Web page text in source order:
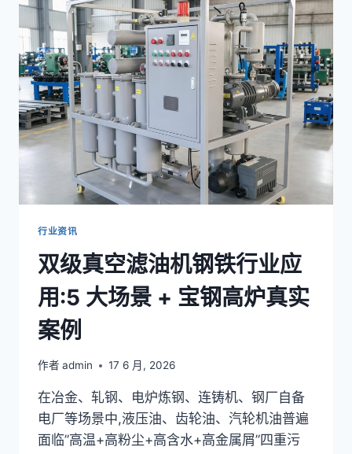
行业资讯
双级真空滤油机钢铁行业应
用:5 大场景 + 宝钢高炉真实
案例
作者 admin 17 6 月, 2026
在冶金、轧钢、电炉炼钢、连铸机、钢厂自备
电厂等场景中,液压油、齿轮油、汽轮机油普遍
面临”高温+高粉尘+高含水+高金属屑”四重污